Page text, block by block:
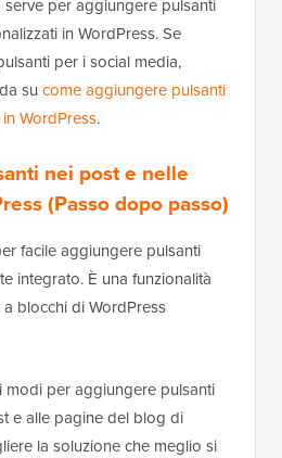
per aggiungere pulsanti
in WordPress. Se
per i social media,
su come aggiungere pulsanti
WordPress.
nei post e nelle
(Passo dopo passo)
facile aggiungere pulsanti
integrato. È una funzionalità
blocchi di WordPress
modi per aggiungere pulsanti
e alle pagine del blog di
la soluzione che meglio si